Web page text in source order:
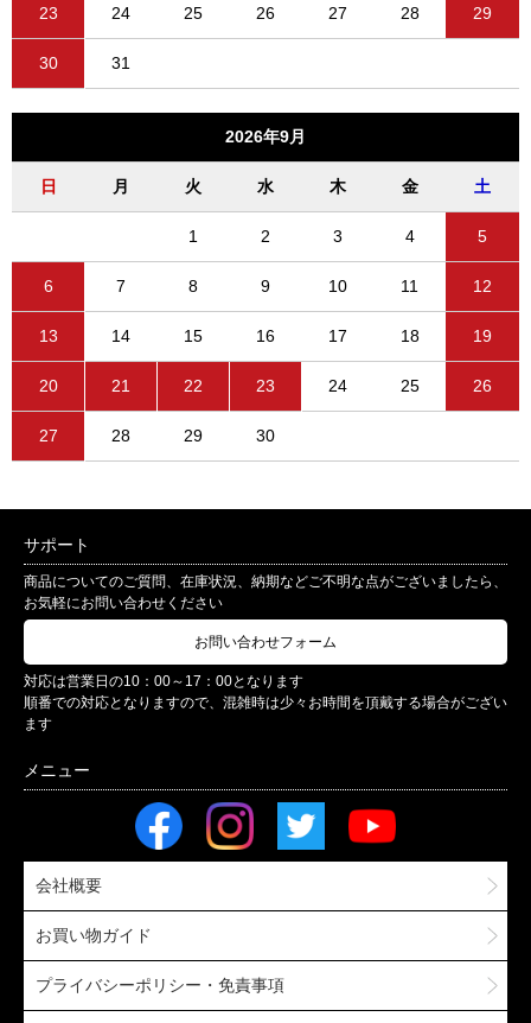
23 24 25 26 27 28 29
30 31
2026年9月
日 月 火 水 木 金 土
1 2 3 4 5
6 7 8 9 10 11 12
13 14 15 16 17 18 19
20 21 22 23 24 25 26
27 28 29 30
サポート
商品についてのご質問、在庫状況、納期などご不明な点がございましたら、
お気軽にお問い合わせください
お問い合わせフォーム
対応は営業日の10：00～17：00となります
順番での対応となりますので、混雑時は少々お時間を頂戴する場合がござい
ます
会社概要
お買い物ガイド
プライバシーポリシー・免責事項